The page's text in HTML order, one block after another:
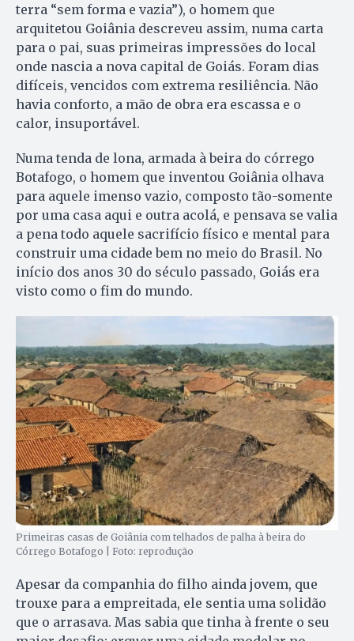
terra “sem forma e vazia”), o homem que
arquitetou Goiânia descreveu assim, numa carta
para o pai, suas primeiras impressões do local
onde nascia a nova capital de Goiás. Foram dias
difíceis, vencidos com extrema resiliência. Não
havia conforto, a mão de obra era escassa e o
calor, insuportável.
Numa tenda de lona, armada à beira do córrego
Botafogo, o homem que inventou Goiânia olhava
para aquele imenso vazio, composto tão-somente
por uma casa aqui e outra acolá, e pensava se valia
a pena todo aquele sacrifício físico e mental para
construir uma cidade bem no meio do Brasil. No
início dos anos 30 do século passado, Goiás era
visto como o fim do mundo.
Primeiras casas de Goiânia com telhados de palha à beira do
Córrego Botafogo | Foto: reprodução
Apesar da companhia do filho ainda jovem, que
trouxe para a empreitada, ele sentia uma solidão
que o arrasava. Mas sabia que tinha à frente o seu